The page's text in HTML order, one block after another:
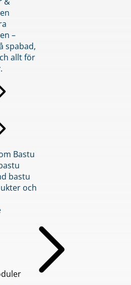
–
spabad,
allt för
Bastu
bastu
och